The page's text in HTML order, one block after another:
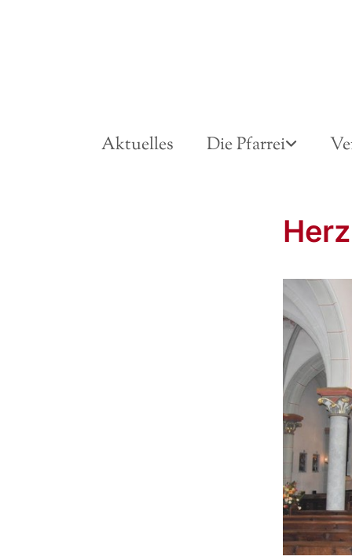
Aktuelles Die Pfarrei